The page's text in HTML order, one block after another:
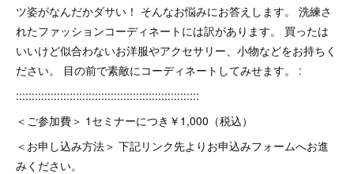
ツ姿がなんだかダサい！ そんなお悩みにお答えします。 洗練さ
れたファッションコーディネートには訳があります。 買ったは
いいけど似合わないお洋服やアクセサリー、小物などをお持ちく
ださい。 目の前で素敵にコーディネートしてみせます。 :
::::::::::::::::::::::::::::::::::::::::::::::::::::::::::
＜ご参加費＞ 1セミナーにつき￥1,000（税込）
＜お申し込み方法＞ 下記リンク先よりお申込みフォームへお進
みください。